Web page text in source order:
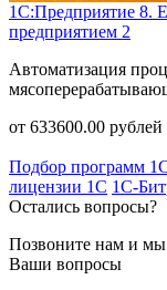
1С:Предприятие 8.
предприятием 2
Автоматизация
от 633600.00 рублей
Подбор программ
лицензии 1С 1С-
Остались вопросы?
Позвоните нам и мы
Ваши вопросы